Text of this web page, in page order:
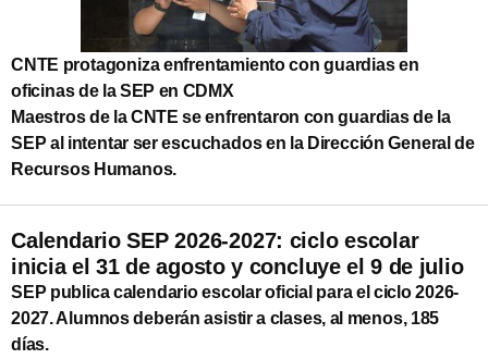
CNTE protagoniza enfrentamiento con guardias en
oficinas de la SEP en CDMX
Maestros de la CNTE se enfrentaron con guardias de la
SEP al intentar ser escuchados en la Dirección General de
Recursos Humanos.
Calendario SEP 2026-2027: ciclo escolar
inicia el 31 de agosto y concluye el 9 de julio
SEP publica calendario escolar oficial para el ciclo 2026-
2027. Alumnos deberán asistir a clases, al menos, 185
días.